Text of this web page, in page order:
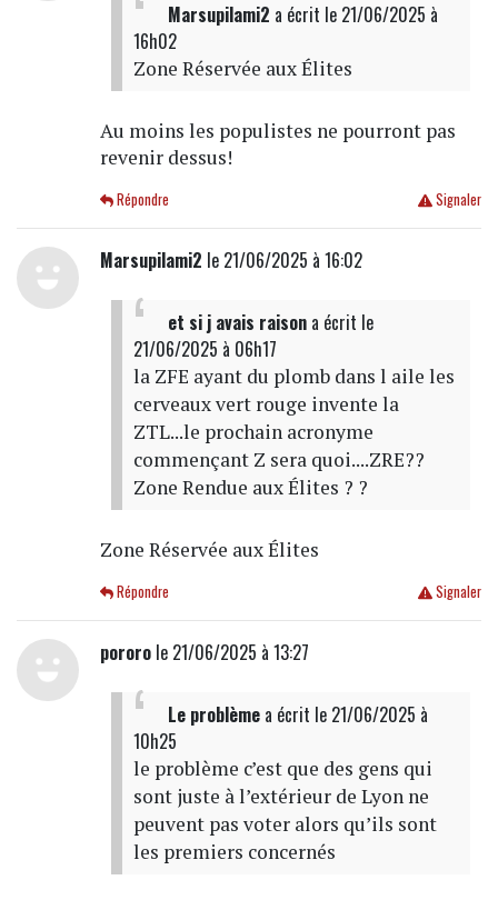
Marsupilami2 a écrit le 21/06/2025 à
16h02
Zone Réservée aux Élites
Au moins les populistes ne pourront pas
revenir dessus!
Signaler
Répondre
Marsupilami2 le 21/06/2025 à 16:02
et si j avais raisona écrit le
21/06/2025 à 06h17
la ZFE ayant du plomb dans l aile les
cerveaux vert rouge invente la
ZTL...le prochain acronyme
commençant Z sera quoi....ZRE??
Zone Rendue aux Élites ? ?
Zone Réservée aux Élites
Signaler
Répondre
pororole 21/06/2025 à 13:27
Le problèmea écrit le 21/06/2025 à
10h25
le problème c’est que des gens qui
sont juste à l’extérieur de Lyon ne
peuvent pas voter alors qu’ils sont
les premiers concernés